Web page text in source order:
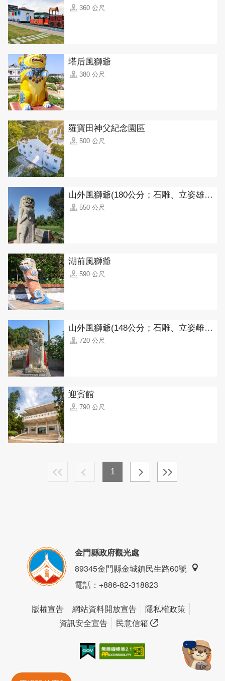
360 公尺
塔后風獅爺
380 公尺
羅寶田神父紀念園區
500 公尺
山外風獅爺(180公分；石雕、立姿雄獅)
550 公尺
湖前風獅爺
590 公尺
山外風獅爺(148公分；石雕、立姿雌獅)
720 公尺
迎賓館
790 公尺
1
金門縣政府觀光處
89345金門縣金城鎮民生路60號
電話：+886-82-318823
版權宣告 網站資料開放宣告
隱私權政策
資訊安全宣告
民意信箱